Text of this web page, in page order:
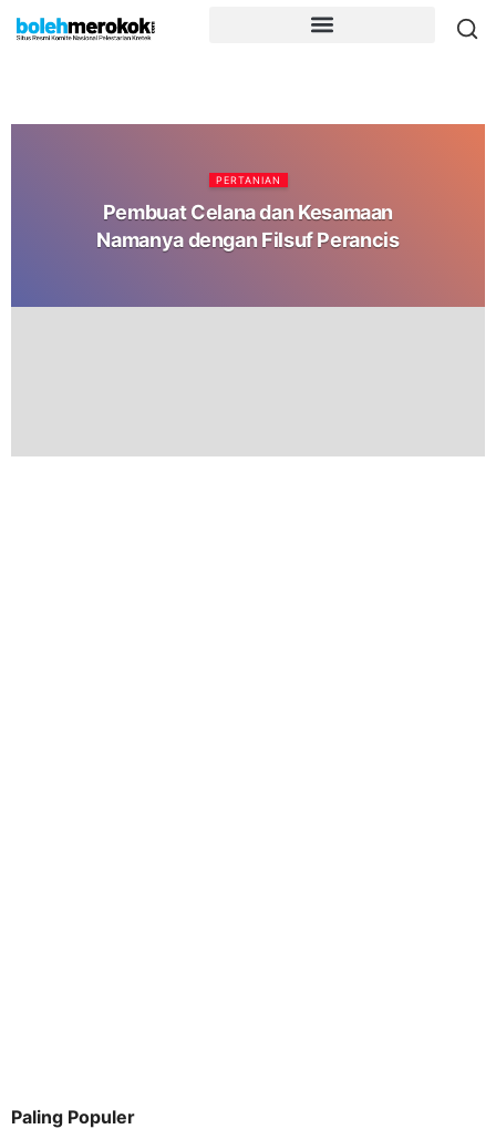
PERTANIAN
Pembuat Celana dan Kesamaan
Namanya dengan Filsuf Perancis
Paling Populer